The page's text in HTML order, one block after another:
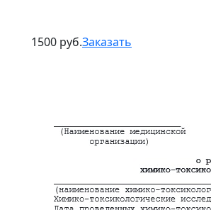
1500 руб.Заказать